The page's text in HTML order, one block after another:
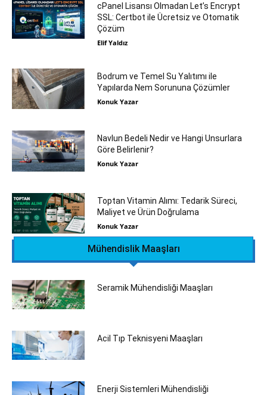
cPanel Lisansı Olmadan Let’s Encrypt
SSL: Certbot ile Ücretsiz ve Otomatik
Çözüm
Elif Yaldız
Bodrum ve Temel Su Yalıtımı ile
Yapılarda Nem Sorununa Çözümler
Konuk Yazar
Navlun Bedeli Nedir ve Hangi Unsurlara
Göre Belirlenir?
Konuk Yazar
Toptan Vitamin Alımı: Tedarik Süreci,
Maliyet ve Ürün Doğrulama
Konuk Yazar
Mühendislik Maaşları
Seramik Mühendisliği‎ Maaşları
Acil Tıp Teknisyeni Maaşları
Enerji Sistemleri Mühendisliği